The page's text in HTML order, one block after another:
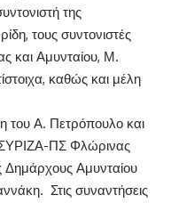
της
τους συντονιστές
Αμυνταίου, Μ.
καθώς και μέλη
του Α. Πετρόπουλο και
ΠΣ Φλώρινας
Δημάρχους Αμυνταίου
Στις συναντήσεις